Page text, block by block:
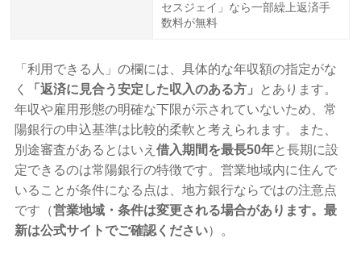
セスジェイ」なら一部繰上返済手
数料が無料
「利用できる人」の欄には、具体的な年収額の指定がな
く
「返済に見合う安定した収入のある方」
とあります。
年収や雇用形態の明確な下限が示されていないため、常
陽銀行の申込基準は比較的柔軟と考えられます。また、
別途審査があるとはいえ借入期間を最長50年と長期に設
定できるのは常陽銀行の特徴です。営業地域内に住んで
いることが条件になる点は、地方銀行ならではの注意点
です（営業地域・条件は変更される場合があります。最
新は公式サイトでご確認ください）。